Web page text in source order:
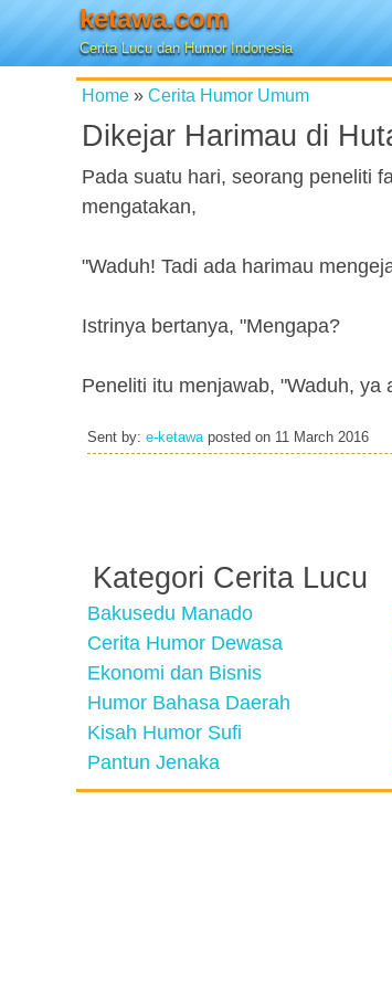
ketawa.com
Cerita Lucu dan Humor Indonesia
Home » Cerita Humor Umum
Dikejar Harimau di
Pada suatu hari, seorang peneliti
mengatakan,
"Waduh! Tadi ada harimau
Istrinya bertanya, "Mengapa?
Peneliti itu menjawab, "Waduh,
Sent by: e-ketawaposted on 11 March 2016
Kategori Cerita Lucu
Bakusedu Manado
Cerita Humor Dewasa
Ekonomi dan Bisnis
Humor Bahasa Daerah
Kisah Humor Sufi
Pantun Jenaka